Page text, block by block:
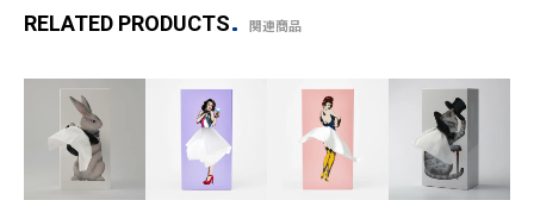
RELATED PRODUCTS 関連商品